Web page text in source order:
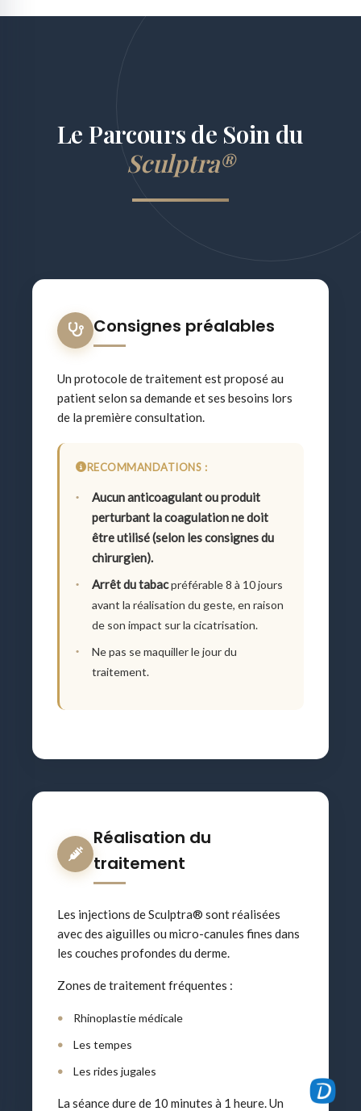
Le Parcours de Soin du
Sculptra®
Consignes préalables
Un protocole de traitement est proposé au
patient selon sa demande et ses besoins lors
de la première consultation.
RECOMMANDATIONS :
Aucun anticoagulant ou produit
perturbant la coagulation ne doit
être utilisé (selon les consignes du
chirurgien).
Arrêt du tabacpréférable 8 à 10 jours
avant la réalisation du geste, en raison
de son impact sur la cicatrisation.
Ne pas se maquiller le jour du
traitement.
Réalisation du
traitement
Les injections de Sculptra® sont réalisées
avec des aiguilles ou micro-canules fines dans
les couches profondes du derme.
Zones de traitement fréquentes :
Rhinoplastie médicale
Les tempes
Les rides jugales
La séance dure de 10 minutes à 1 heure. Un